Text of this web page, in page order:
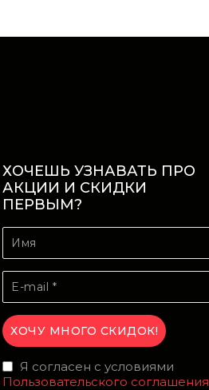
ХОЧЕШЬ УЗНАВАТЬ ПРО
АКЦИИ И СКИДКИ
ПЕРВЫМ?
Я согласен с условиями
Пользовательского соглашения